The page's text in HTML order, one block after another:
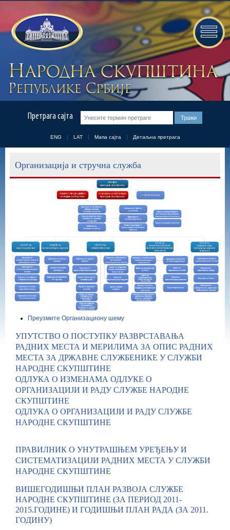
Претрага сајта
ENG LAT Мапа сајта Детаљна претрага
Организација и стручна служба
Преузмите Oрганизациону шему
УПУТСТВО О ПОСТУПКУ РАЗВРСТАВАЊА
РАДНИХ МЕСТА И МЕРИЛИМА ЗА ОПИС РАДНИХ
МЕСТА ЗА ДРЖАВНЕ СЛУЖБЕНИКЕ У СЛУЖБИ
НАРОДНЕ СКУПШТИНЕ
ОДЛУКА О ИЗМЕНАМА ОДЛУКЕ О
ОРГАНИЗАЦИЈИ И РАДУ СЛУЖБЕ НАРОДНЕ
СКУПШТИНЕ
ОДЛУКА О ОРГАНИЗАЦИЈИ И РАДУ СЛУЖБЕ
НАРОДНЕ СКУПШТИНЕ
ПРАВИЛНИК О УНУТРАШЊЕМ УРЕЂЕЊУ И
СИСТЕМАТИЗАЦИЈИ РАДНИХ МЕСТА У СЛУЖБИ
НАРОДНЕ СКУПШТИНЕ
ВИШЕГОДИШЊИ ПЛАН РАЗВОЈА СЛУЖБЕ
НАРОДНЕ СКУПШТИНЕ (ЗА ПЕРИОД 2011-
2015.ГОДИНЕ) И ГОДИШЊИ ПЛАН РАДА (ЗА 2011.
ГОДИНУ)